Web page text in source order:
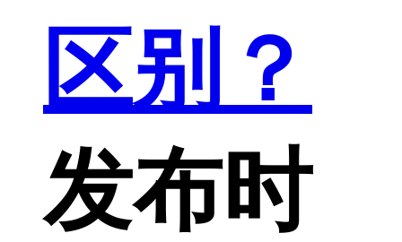
区别？
发布时